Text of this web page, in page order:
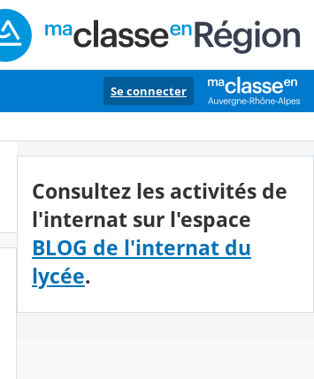
Se connecter
Consultez les activités de
l'internat sur l'espace
BLOG de l'internat du
lycée.